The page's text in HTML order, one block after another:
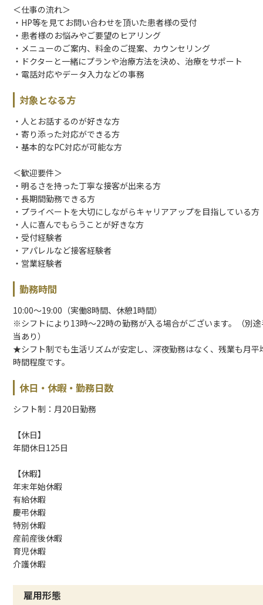
＜仕事の流れ＞
・HP等を見てお問い合わせを頂いた患者様の受付
・患者様のお悩みやご要望のヒアリング
・メニューのご案内、料金のご提案、カウンセリング
・ドクターと一緒にプランや治療方法を決め、治療をサポート
・電話対応やデータ入力などの事務
対象となる方
・人とお話するのが好きな方
・寄り添った対応ができる方
・基本的なPC対応が可能な方
＜歓迎要件＞
・明るさを持った丁寧な接客が出来る方
・長期間勤務できる方
・プライベートを大切にしながらキャリアアップを目指している方
・人に喜んでもらうことが好きな方
・受付経験者
・アパレルなど接客経験者
・営業経験者
勤務時間
10:00～19:00（実働8時間、休憩1時間）
※シフトにより13時～22時の勤務が入る場合がございます。（別
当あり）
★シフト制でも生活リズムが安定し、深夜勤務はなく、残業も月平
時間程度です。
休日・休暇・勤務日数
シフト制：月20日勤務
【休日】
年間休日125日
【休暇】
年末年始休暇
有給休暇
慶弔休暇
特別休暇
産前産後休暇
育児休暇
介護休暇
雇用形態